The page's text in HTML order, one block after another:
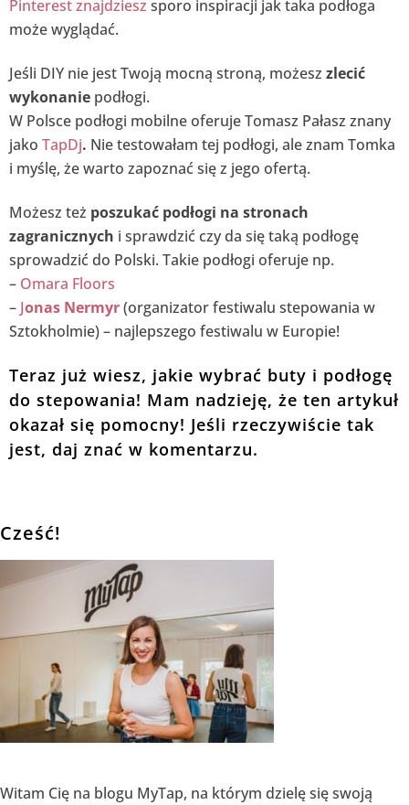
Pinterest znajdziesz sporo inspiracji jak taka podłoga
może wyglądać.
Jeśli DIY nie jest Twoją mocną stroną, możesz zlecić
wykonanie podłogi.
W Polsce podłogi mobilne oferuje Tomasz Pałasz znany
jako TapDj. Nie testowałam tej podłogi, ale znam Tomka
i myślę, że warto zapoznać się z jego ofertą.
Możesz też poszukać podłogi na stronach
zagranicznych i sprawdzić czy da się taką podłogę
sprowadzić do Polski. Takie podłogi oferuje np.
– Omara Floors
– Jonas Nermyr(organizator festiwalu stepowania w
Sztokholmie) – najlepszego festiwalu w Europie!
Teraz już wiesz, jakie wybrać buty i podłogę
do stepowania! Mam nadzieję, że ten artykuł
okazał się pomocny! Jeśli rzeczywiście tak
jest, daj znać w komentarzu.
Cześć!
Witam Cię na blogu MyTap, na którym dzielę się swoją